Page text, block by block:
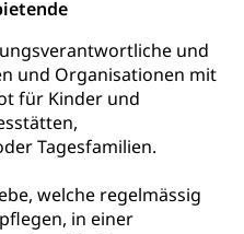
und
und Organisationen mit
für Kinder und
Tagesfamilien.
welche regelmässig
in einer